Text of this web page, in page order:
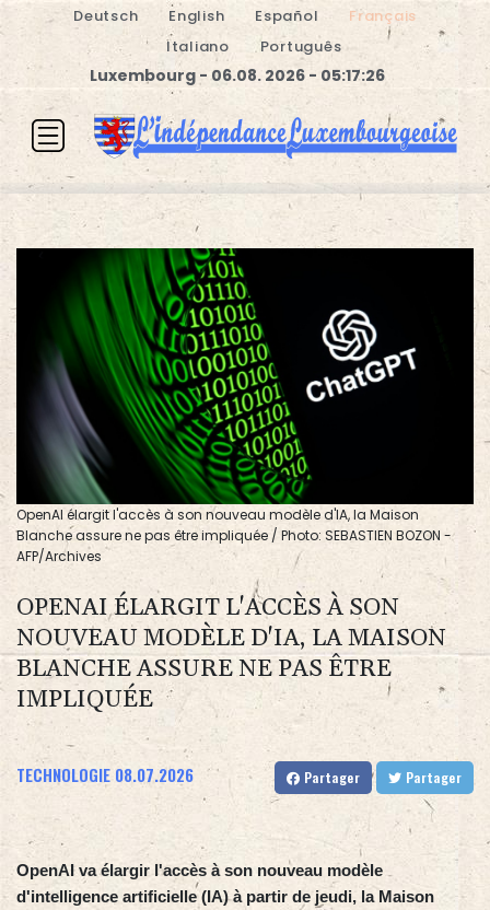
Deutsch English Español
Français
Italiano
Português
Luxembourg - 06.08. 2026 - 05:17:27
OpenAI élargit l'accès à son nouveau modèle d'IA, la Maison
Blanche assure ne pas être impliquée / Photo: SEBASTIEN BOZON -
AFP/Archives
OPENAI ÉLARGIT L'ACCÈS À SON
NOUVEAU MODÈLE D'IA, LA MAISON
BLANCHE ASSURE NE PAS ÊTRE
IMPLIQUÉE
TECHNOLOGIE 08.07.2026 Partager Partager
OpenAI va élargir l'accès à son nouveau modèle
d'intelligence artificielle (IA) à partir de jeudi, la Maison